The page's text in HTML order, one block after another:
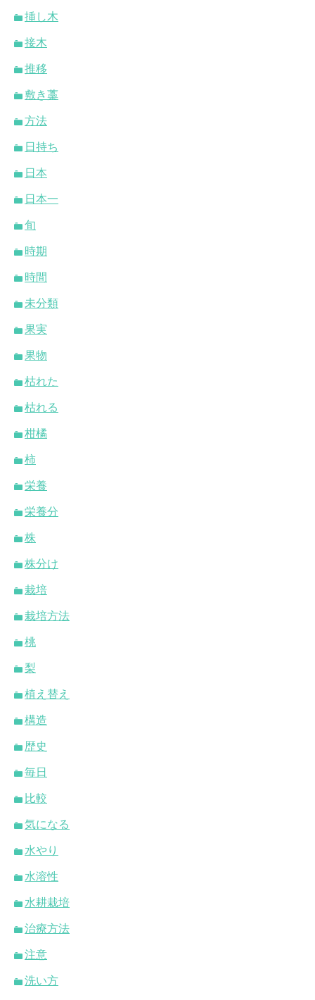
挿し木
接木
推移
敷き藁
方法
日持ち
日本
日本一
旬
時期
時間
未分類
果実
果物
枯れた
枯れる
柑橘
柿
栄養
栄養分
株
株分け
栽培
栽培方法
桃
梨
植え替え
構造
歴史
毎日
比較
気になる
水やり
水溶性
水耕栽培
治療方法
注意
洗い方